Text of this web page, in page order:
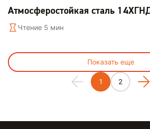
Атмосферостойкая сталь
Чтение 5 мин
Показать еще
1 2